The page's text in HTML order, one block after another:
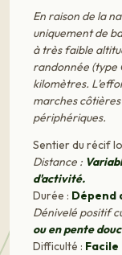
En raison de la
uniquement de
à très faible
randonnée (type
kilomètres.
marches
périphériques.
Sentier du récif
Distance :
d'activité.
Durée : Dépend
Dénivelé positif
ou en pente
Difficulté : Facile